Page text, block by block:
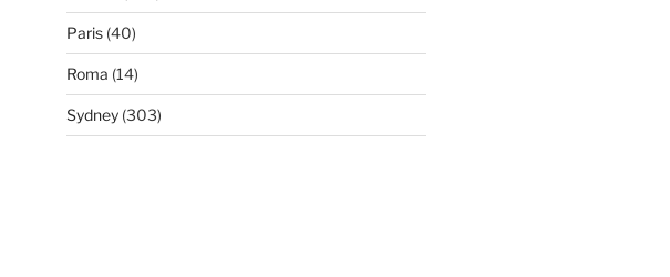
Paris(40)
Roma (14)
Sydney(303)